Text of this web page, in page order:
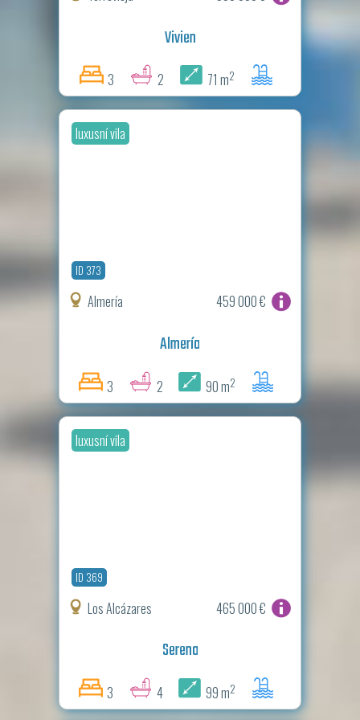
Vivien
3 2 71 m2
luxusní vila
ID 373
Almería 459 000 €
Almería
3 2 90 m2
luxusní vila
ID 369
Los Alcázares 465 000 €
Serena
3 4 99 m2